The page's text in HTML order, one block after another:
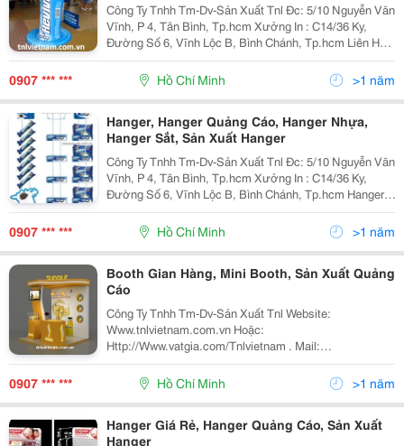
Công Ty Tnhh Tm-Dv-Sản Xuất Tnl Đc: 5/10 Nguyễn Văn
Vĩnh, P 4, Tân Bình, Tp.hcm Xưởng In : C14/36 Ky,
Đường Số 6, Vĩnh Lộc B, Bình Chánh, Tp.hcm Liên Hệ
Ngay : 0907 481 142 0907 481 142 Ms Trinh 0906 307
186 / Mr Linh
0907 *** *** Hồ Chí Minh >1 năm
Hanger, Hanger Quảng Cáo, Hanger Nhựa,
Hanger Sắt, Sản Xuất Hanger
Công Ty Tnhh Tm-Dv-Sản Xuất Tnl Đc: 5/10 Nguyễn Văn
Vĩnh, P 4, Tân Bình, Tp.hcm Xưởng In : C14/36 Ky,
Đường Số 6, Vĩnh Lộc B, Bình Chánh, Tp.hcm Hanger,
Hanger Quảng Cáo, Hanger Nhựa, Hanger Sắt, Sản
0907 *** *** Hồ Chí Minh >1 năm
Booth Gian Hàng, Mini Booth, Sản Xuất Quảng
Cáo
Công Ty Tnhh Tm-Dv-Sản Xuất Tnl Website:
Www.tnlvietnam.com.vn Hoặc:
Http://Www.vatgia.com/Tnlvietnam . Mail:
Trinhletnlvietnam@Gmail.com
Linhhotnlvietnam@Gmail.co Booth Quảng Cáo, Sản
Xuất Booth, Mini Booth, Booth Di Động
0907 *** *** Hồ Chí Minh >1 năm
Hanger Giá Rẻ, Hanger Quảng Cáo, Sản Xuất
Hanger